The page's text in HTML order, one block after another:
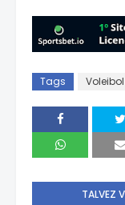
Tags
TALVEZ